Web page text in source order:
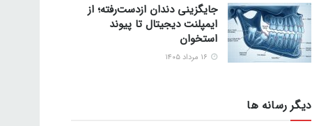
جایگزینی دندان ازدست‌رفته؛ از
ایمپلنت دیجیتال تا پیوند
استخوان
دیگر رسانه ها